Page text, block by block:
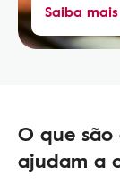
Saiba mais
O que
ajudam a